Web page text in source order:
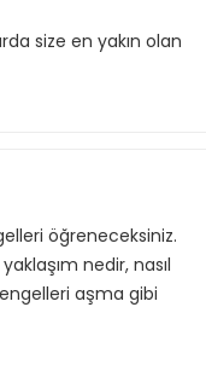
size en yakın olan
öğreneceksiniz.
nedir, nasıl
aşma gibi